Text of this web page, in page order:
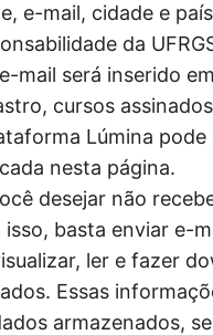
e-mail, cidade e
da
mail será inserido
cursos
Lúmina
nesta página.
desejar não
isso, basta enviar e-
ler e fazer
Essas
armazenados,